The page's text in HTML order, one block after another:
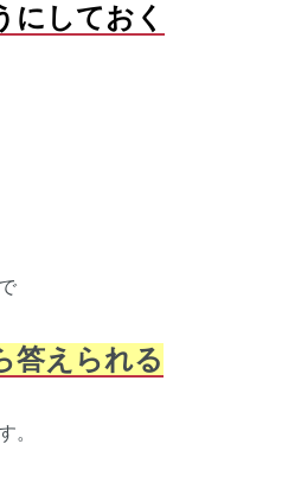
にしておく
答えられる
。